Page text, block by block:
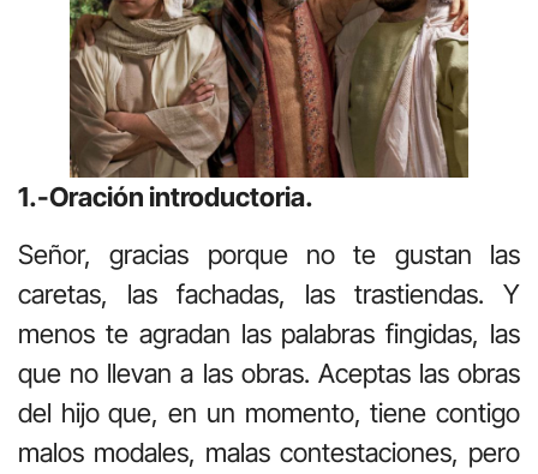
1.-Oración introductoria.
Señor, gracias porque no te gustan las
caretas, las fachadas, las trastiendas. Y
menos te agradan las palabras fingidas, las
que no llevan a las obras. Aceptas las obras
del hijo que, en un momento, tiene contigo
malos modales, malas contestaciones, pero